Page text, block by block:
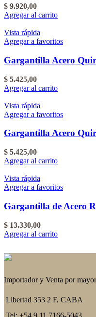
$ 9.920,00
Agregar al carrito
Vista rápida
Agregar a favoritos
Gargantilla Acero
$ 5.425,00
Agregar al carrito
Vista rápida
Agregar a favoritos
Gargantilla Acero
$ 5.425,00
Agregar al carrito
Vista rápida
Agregar a favoritos
Gargantilla de Acero
$ 13.330,00
Agregar al carrito
Importador y Venta por
Libertad 353 2 F, CABA
Tel: +54 9 11 7166-5043